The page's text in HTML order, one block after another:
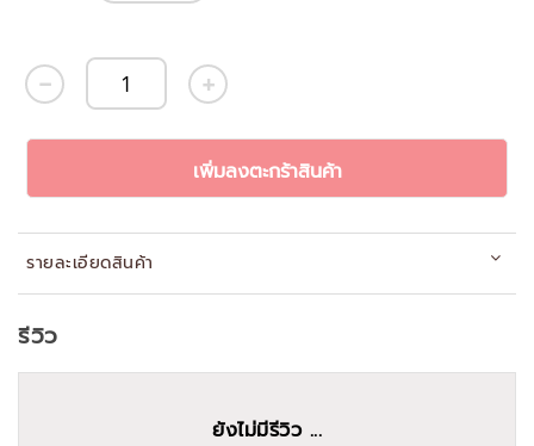
เพิ่มลงตะกร้าสินค้า
รายละเอียดสินค้า
รีวิว
ยังไม่มีรีวิว ...